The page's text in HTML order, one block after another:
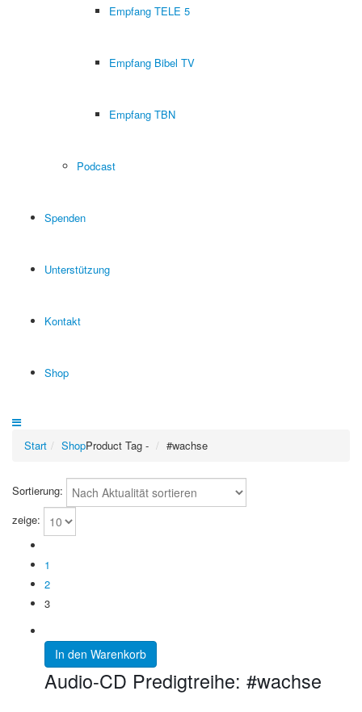
Empfang TELE 5
Empfang Bibel TV
Empfang TBN
Podcast
Spenden
Unterstützung
Kontakt
Shop
Start ShopProduct Tag - #wachse
Sortierung:
zeige:
1
2
3
In den Warenkorb
Audio-CD Predigtreihe: #wachse